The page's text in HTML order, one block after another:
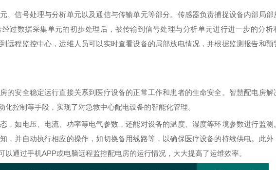
、信号处理与分析单元以及通信与传输单元等部分。传感器负责捕捉设备内部局部
过数据采集单元的初步处理后，被传输到信号处理与分析单元进行进一步的分析
远程监控中心，运维人员可以实时查看设备的局部放电情况，并根据监测报告和预
的安全稳定运行直接关系到医疗设备的正常工作和患者的生命安全。智慧配电房解
控制等手段，实现了对急救中心配电设备的智能化管理。
，如电压、电流、功率等电气参数，还能对设备的温度、湿度等环境参数进行监测
，并自动执行相应的操作，如切换备用线路等，以确保医疗设备的持续供电。此外
以通过手机APP或电脑远程监控配电房的运行情况，大大提高了运维效率。